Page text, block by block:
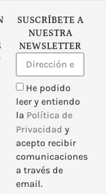
SUSCRÍBETE A
NUESTRA
NEWSLETTER
He podido
leer y entiendo
la Política de
Privacidad y
acepto recibir
comunicaciones
a través de
email.